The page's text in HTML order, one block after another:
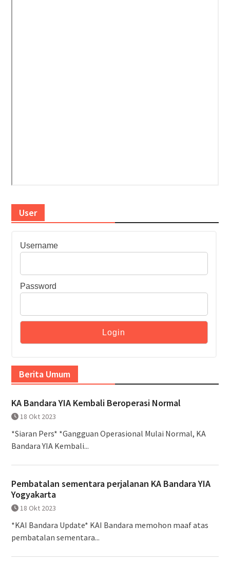
User
Username
Password
Berita Umum
KA Bandara YIA Kembali Beroperasi Normal
18 Okt 2023
*Siaran Pers* *Gangguan Operasional Mulai Normal, KA
Bandara YIA Kembali...
Pembatalan sementara perjalanan KA Bandara YIA
Yogyakarta
18 Okt 2023
*KAI Bandara Update* KAI Bandara memohon maaf atas
pembatalan sementara...